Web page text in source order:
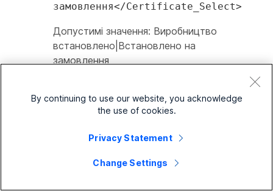
замовлення</Certificate_Select>
Допустимі значення: Виробництво
встановлено|Встановлено на
замовлення
встановлено
Система, виберіть тип сертифіката з
Wi-Fi Профіль 1.
By continuing to use our website, you acknowledge
the use of cookies.
Privacy Statement
Change Settings